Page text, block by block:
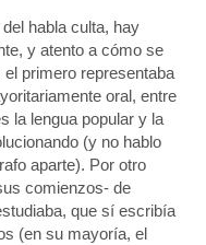
habla culta, hay
y atento a cómo se
primero representaba
oral, entre
la lengua popular y la
(y no hablo
aparte). Por otro
comienzos- de
que sí escribía
(en su mayoría, el